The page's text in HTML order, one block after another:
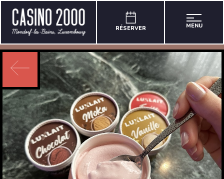
RÉSERVER MENU